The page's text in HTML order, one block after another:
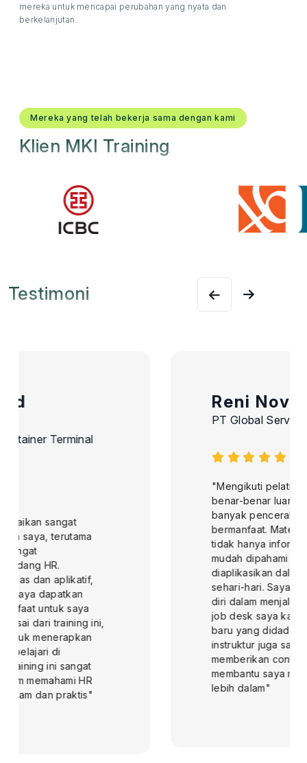
mereka untuk mencapai perubahan yang nyata dan
berkelanjutan.
Mereka yang telah bekerja sama dengan kami
Klien MKI Training
Testimoni
"Mengikuti pelatihan di MKI Training ini
benar-benar luar biasa dan memberikan
banyak pencerahan yang sangat
bermanfaat. Materi yang disampaikan
tidak hanya informatif, tetapi juga
mudah dipahami dan langsung dapat
diaplikasikan dalam pekerjaan saya
sehari-hari. Saya merasa lebih percaya
diri dalam menjalankan tugas-tugas di
job desk saya karena pengetahuan
baru yang didadapatkan. Selain itu,
instruktur juga sangat berpengalaman,
memberikan contoh-contoh nyata yang
membantu saya memahami konsep
lebih dalam"